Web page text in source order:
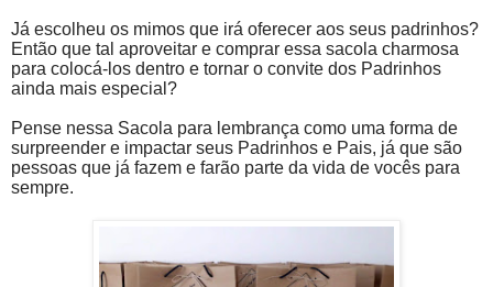
Já escolheu os mimos que irá oferecer aos seus padrinhos?
Então que tal aproveitar e comprar essa sacola charmosa
para colocá-los dentro e tornar o convite dos Padrinhos
ainda mais especial?
Pense nessa Sacola para lembrança como uma forma de
surpreender e impactar seus Padrinhos e Pais, já que são
pessoas que já fazem e farão parte da vida de vocês para
sempre.